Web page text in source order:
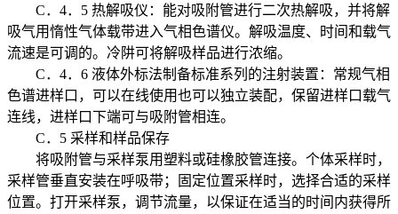
C．4．5 热解吸仪：能对吸附管进行二次热解吸，并将解
吸气用惰性气体载带进入气相色谱仪。解吸温度、时间和载气
流速是可调的。冷阱可将解吸样品进行浓缩。
C．4．6 液体外标法制备标准系列的注射装置：常规气相
色谱进样口，可以在线使用也可以独立装配，保留进样口载气
连线，进样口下端可与吸附管相连。
C．5 采样和样品保存
将吸附管与采样泵用塑料或硅橡胶管连接。个体采样时，
采样管垂直安装在呼吸带；固定位置采样时，选择合适的采样
位置。打开采样泵，调节流量，以保证在适当的时间内获得所